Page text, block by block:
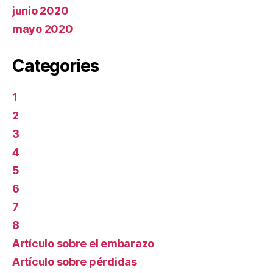
junio 2020
mayo 2020
Categories
1
2
3
4
5
6
7
8
Artículo sobre el embarazo
Artículo sobre pérdidas